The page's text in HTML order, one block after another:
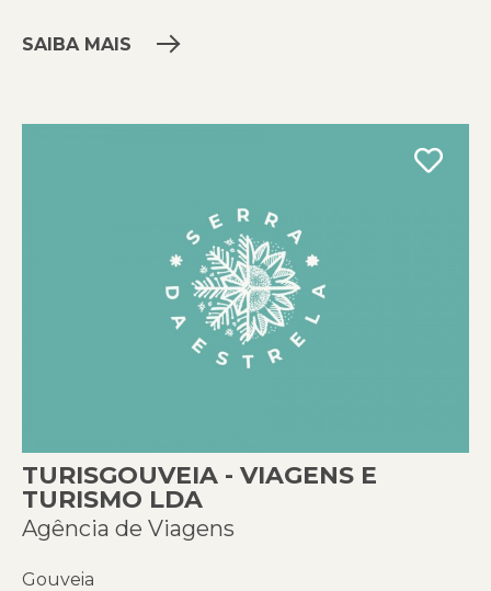
SAIBA MAIS
TURISGOUVEIA - VIAGENS E
TURISMO LDA
Agência de Viagens
Gouveia